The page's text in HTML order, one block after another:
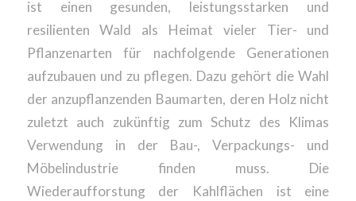
ist einen gesunden, leistungsstarken und
resilienten Wald als Heimat vieler Tier- und
Pflanzenarten für nachfolgende Generationen
aufzubauen und zu pflegen. Dazu gehört die Wahl
der anzupflanzenden Baumarten, deren Holz nicht
zuletzt auch zukünftig zum Schutz des Klimas
Verwendung in der Bau-, Verpackungs- und
Möbelindustrie finden muss. Die
Wiederaufforstung der Kahlflächen ist eine